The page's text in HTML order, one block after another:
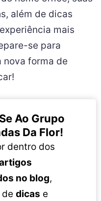
além de dicas
mais
se para
nova forma de
Ao Grupo
Da Flor!
dentro dos
no blog,
dedicas e